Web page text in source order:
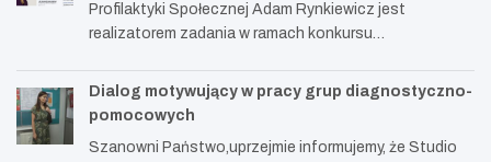
Profilaktyki Społecznej Adam Rynkiewicz jest
realizatorem zadania w ramach konkursu…
Dialog motywujący w pracy grup diagnostyczno-
pomocowych
Szanowni Państwo,uprzejmie informujemy, że Studio